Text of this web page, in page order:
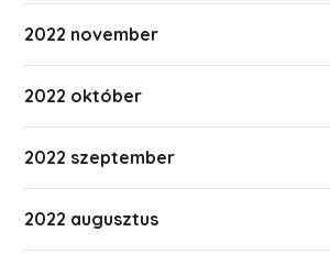
2022 november
2022 október
2022 szeptember
2022 augusztus